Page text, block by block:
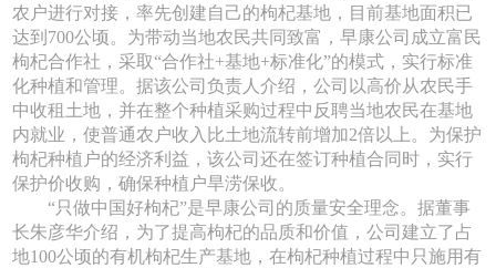
农户进行对接，率先创建自己的枸杞基地，目前基地面积已
达到700公顷。为带动当地农民共同致富，早康公司成立富民
枸杞合作社，采取“合作社+基地+标准化”的模式，实行标准
化种植和管理。据该公司负责人介绍，公司以高价从农民手
中收租土地，并在整个种植采购过程中反聘当地农民在基地
内就业，使普通农户收入比土地流转前增加2倍以上。为保护
枸杞种植户的经济利益，该公司还在签订种植合同时，实行
保护价收购，确保种植户旱涝保收。
“只做中国好枸杞”是早康公司的质量安全理念。据董事
长朱彦华介绍，为了提高枸杞的品质和价值，公司建立了占
地100公顷的有机枸杞生产基地，在枸杞种植过程中只施用有